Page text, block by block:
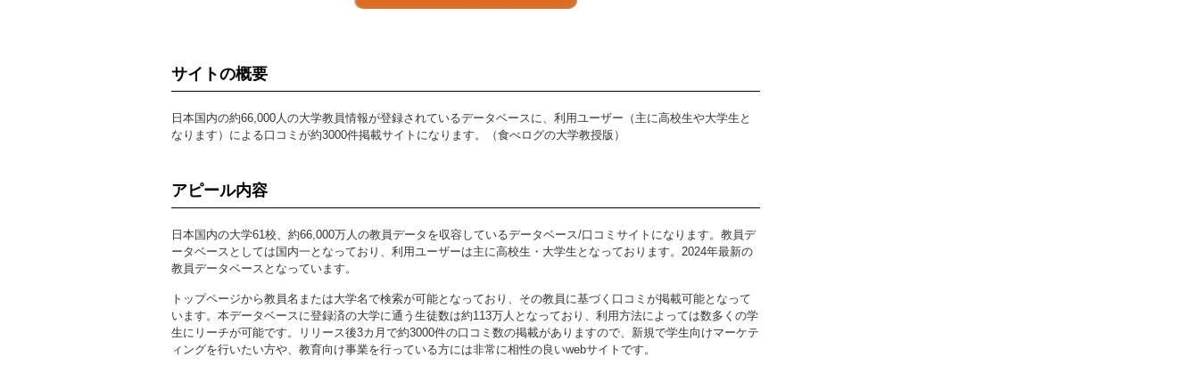
サイトの概要
日本国内の約66,000人の大学教員情報が登録されているデータベースに、利用ユーザー（主に高校生や大学生と
なります）による口コミが約3000件掲載サイトになります。（食べログの大学教授版）
アピール内容
日本国内の大学61校、約66,000万人の教員データを収容しているデータベース/口コミサイトになります。教員デ
ータベースとしては国内一となっており、利用ユーザーは主に高校生・大学生となっております。2024年最新の
教員データベースとなっています。
トップページから教員名または大学名で検索が可能となっており、その教員に基づく口コミが掲載可能となって
います。本データベースに登録済の大学に通う生徒数は約113万人となっており、利用方法によっては数多くの学
生にリーチが可能です。リリース後3カ月で約3000件の口コミ数の掲載がありますので、新規で学生向けマーケテ
ィングを行いたい方や、教育向け事業を行っている方には非常に相性の良いwebサイトです。